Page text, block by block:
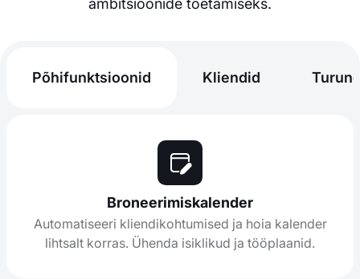
ambitsioonide toetamiseks.
Põhifunktsioonid Kliendid
Broneerimiskalender
Automatiseeri kliendikohtumised ja hoia kalender
lihtsalt korras. Ühenda isiklikud ja tööplaanid.